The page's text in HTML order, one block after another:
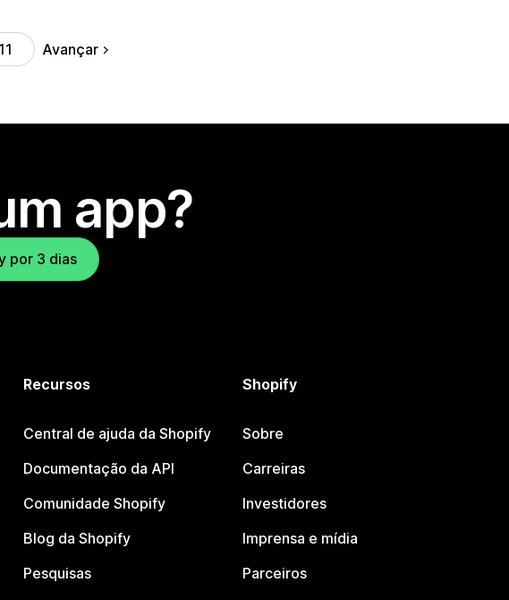
11 Avançar
app?
por 3 dias
Recursos
Central de ajuda da Shopify
Documentação da API
Comunidade Shopify
Blog da Shopify
Pesquisas
Shopify
Sobre
Carreiras
Investidores
Imprensa e mídia
Parceiros